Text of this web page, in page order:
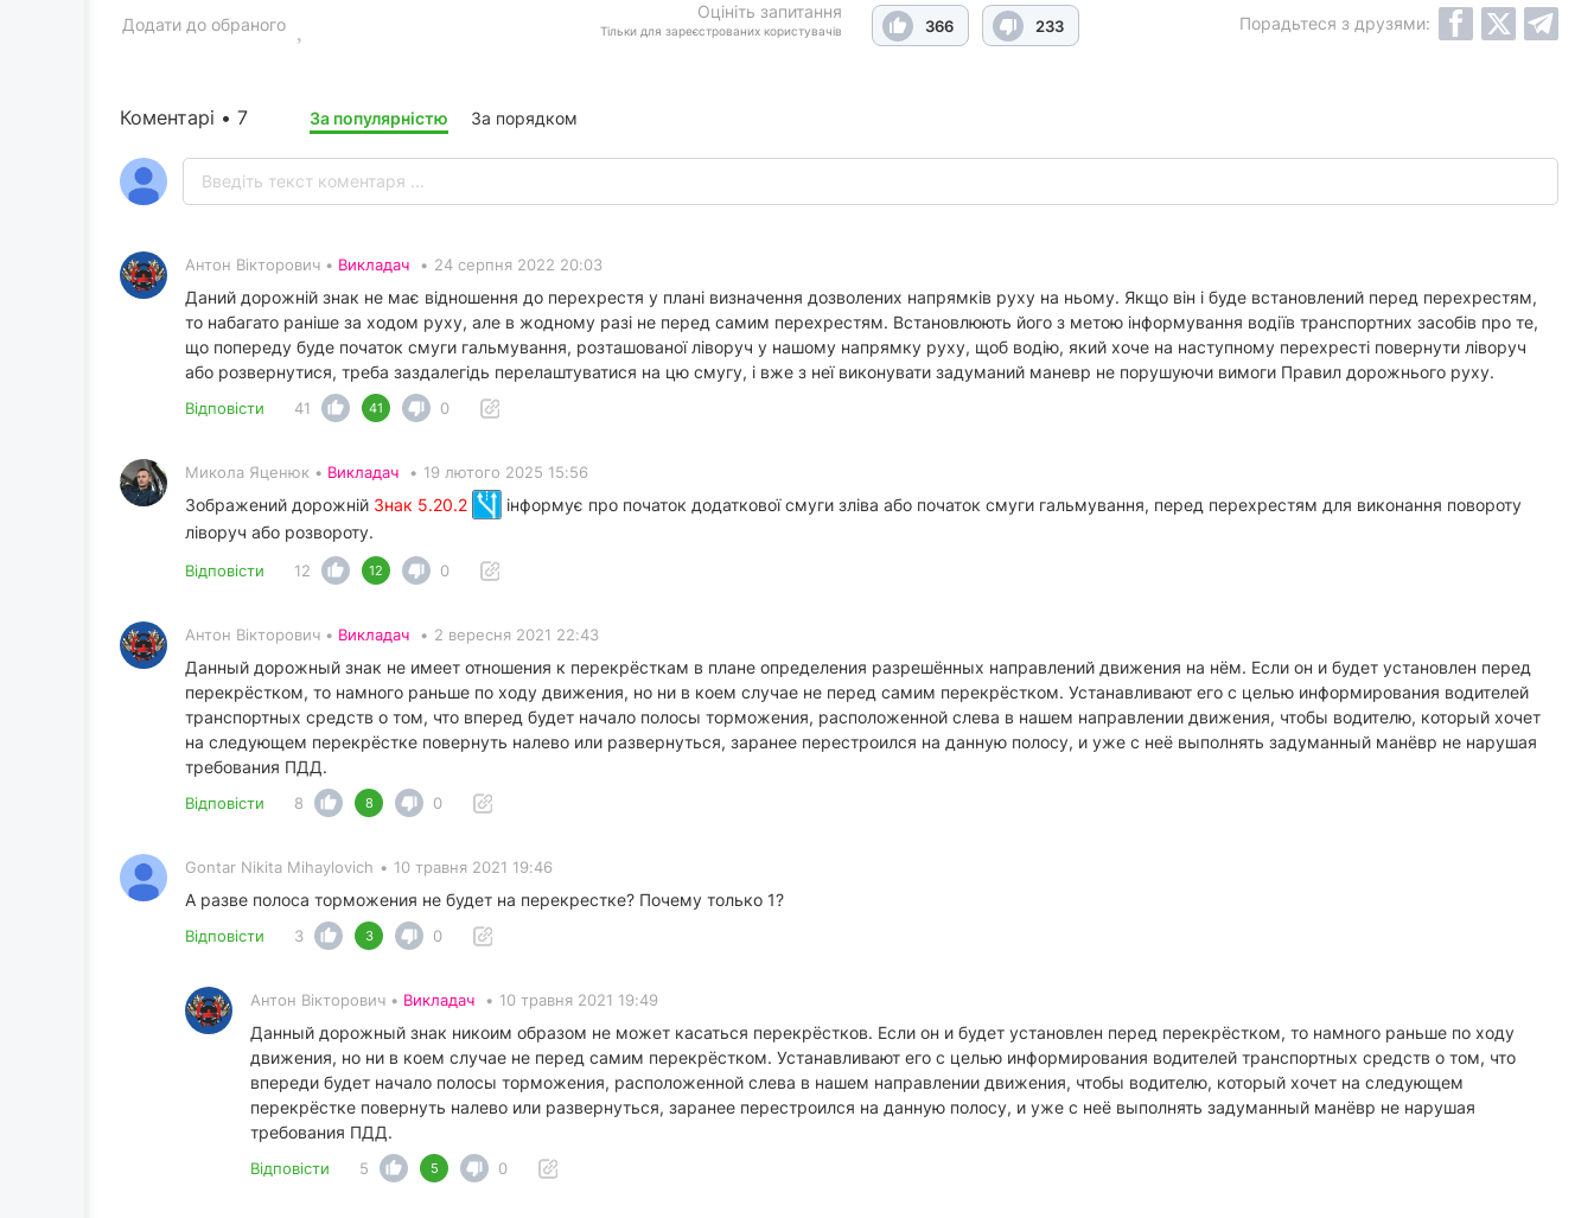
Оцініть запитання
Тільки для зареєстрованих користувачів 366 233
Додати до обраного Порадьтеся з друзями:
Коментарі • 7 За популярністю За порядком
Антон Вікторович • Викладач • 24 серпня 2022 20:03
Даний дорожній знак не має відношення до перехрестя у плані визначення дозволених напрямків руху на ньому. Якщо він і буде встановлений перед перехрестям,
то набагато раніше за ходом руху, але в жодному разі не перед самим перехрестям. Встановлюють його з метою інформування водіїв транспортних засобів про те,
що попереду буде початок смуги гальмування, розташованої ліворуч у нашому напрямку руху, щоб водію, який хоче на наступному перехресті повернути ліворуч
або розвернутися, треба заздалегідь перелаштуватися на цю смугу, і вже з неї виконувати задуманий маневр не порушуючи вимоги Правил дорожнього руху.
Відповісти 41 41 0
Микола Яценюк • Викладач • 19 лютого 2025 15:56
Зображений дорожній Знак 5.20.2
інформує про початок додаткової смуги зліва або початок смуги гальмування, перед перехрестям для виконання повороту
ліворуч або розвороту.
Відповісти 12 12 0
Антон Вікторович • Викладач • 2 вересня 2021 22:43
Данный дорожный знак не имеет отношения к перекрёсткам в плане определения разрешённых направлений движения на нём. Если он и будет установлен перед
перекрёстком, то намного раньше по ходу движения, но ни в коем случае не перед самим перекрёстком. Устанавливают его с целью информирования водителей
транспортных средств о том, что вперед будет начало полосы торможения, расположенной слева в нашем направлении движения, чтобы водителю, который хочет
на следующем перекрёстке повернуть налево или развернуться, заранее перестроился на данную полосу, и уже с неё выполнять задуманный манёвр не нарушая
требования ПДД.
Відповісти 8 8 0
Gontar Nikita Mihaylovich • 10 травня 2021 19:46
А разве полоса торможения не будет на перекрестке? Почему только 1?
Відповісти 3 3 0
Антон Вікторович • Викладач • 10 травня 2021 19:49
Данный дорожный знак никоим образом не может касаться перекрёстков. Если он и будет установлен перед перекрёстком, то намного раньше по ходу
движения, но ни в коем случае не перед самим перекрёстком. Устанавливают его с целью информирования водителей транспортных средств о том, что
впереди будет начало полосы торможения, расположенной слева в нашем направлении движения, чтобы водителю, который хочет на следующем
перекрёстке повернуть налево или развернуться, заранее перестроился на данную полосу, и уже с неё выполнять задуманный манёвр не нарушая
требования ПДД.
Відповісти 5 5 0